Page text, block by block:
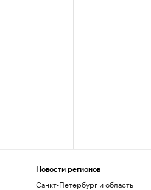
Новости регионов
Санкт-Петербург и область